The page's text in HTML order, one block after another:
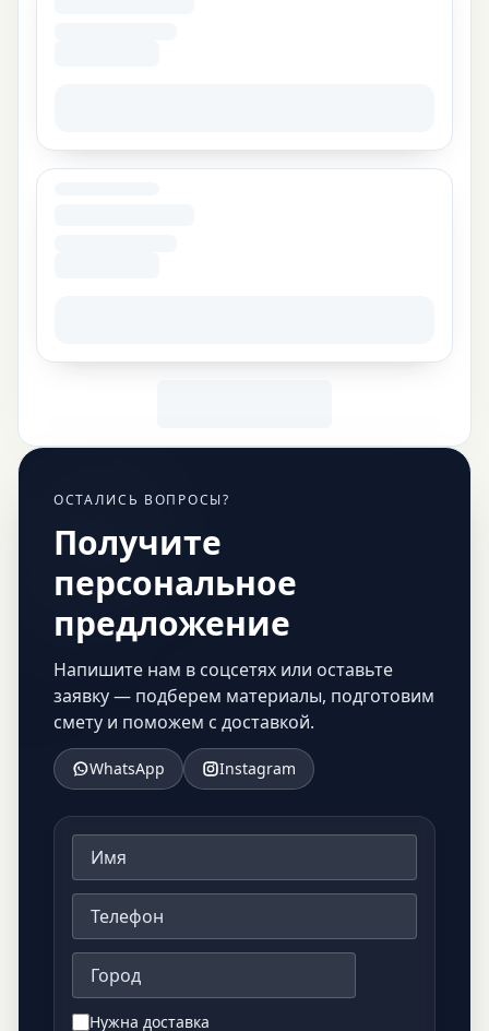
ОСТАЛИСЬ ВОПРОСЫ?
Получите
персональное
предложение
Напишите нам в соцсетях или оставьте
заявку — подберем материалы, подготовим
смету и поможем с доставкой.
WhatsApp Instagram
Нужна доставка